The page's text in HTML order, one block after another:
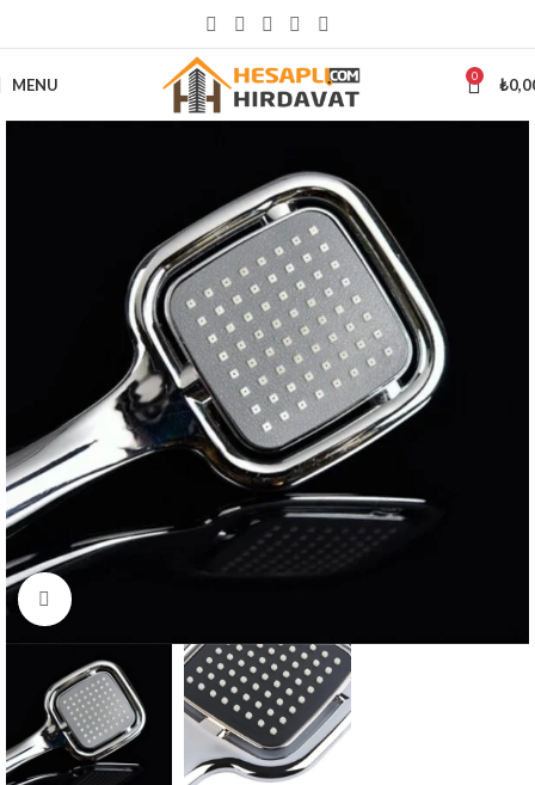
MENU 0 ₺
Büyütmek için tıklayın
ÜSTÜ ALIŞVERİŞLERİNİZDE KARGO ÜCRETSİZ